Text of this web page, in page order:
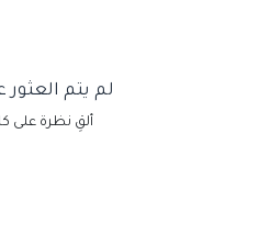
لم يتم العثور
ألقِ نظرة على